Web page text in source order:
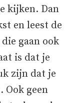
kijken. Dan
en leest de
gaan ook
is dat je
zijn dat je
Ook geen